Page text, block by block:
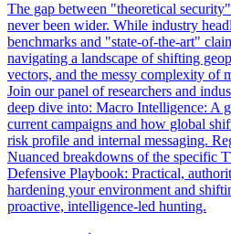
The gap between "theoretical
never been wider. While industry
benchmarks and "state-of-the-art"
navigating a landscape of shifting
vectors, and the messy complexity of
Join our panel of researchers and
deep dive into: Macro Intelligence: A
current campaigns and how global
risk profile and internal messaging.
Nuanced breakdowns of the specific
Defensive Playbook: Practical,
hardening your environment and
proactive, intelligence-led hunting.